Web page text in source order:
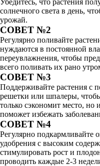
Убедитесь, что растения
солнечного света в день,
урожай.
СОВЕТ №2
Регулярно поливайте
нуждаются в постоянной
переувлажнения, чтобы
всего поливать их рано
СОВЕТ №3
Поддерживайте растения с
решетки или шпалеры,
только сэкономит место,
поможет избежать
СОВЕТ №4
Регулярно подкармливайте
удобрения с высоким
стимулировать рост и
проводить каждые 2-3